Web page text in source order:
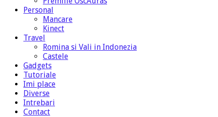
Personal
Mancare
Kinect
Travel
Romina si Vali in Indonezia
Castele
Gadgets
Tutoriale
Imi place
Diverse
Intrebari
Contact